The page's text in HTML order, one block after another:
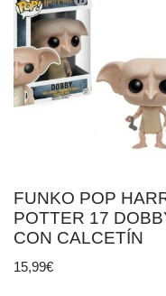
FUNKO POP
POTTER 17
CON CALCETÍN
15,99€